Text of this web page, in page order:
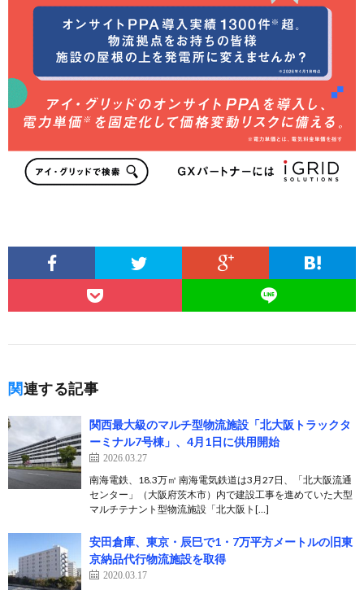
関連する記事
関西最大級のマルチ型物流施設「北大阪トラックタ
ーミナル7号棟」、4月1日に供用開始
2026.03.27
南海電鉄、18.3万㎡ 南海電気鉄道は3月27日、「北大阪流通
センター」（大阪府茨木市）内で建設工事を進めていた大型
マルチテナント型物流施設「北大阪ト[…]
安田倉庫、東京・辰巳で1・7万平方メートルの旧東
京納品代行物流施設を取得
2020.03.17